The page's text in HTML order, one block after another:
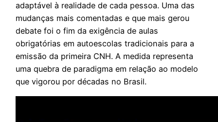
adaptável à realidade de cada pessoa. Uma das
mudanças mais comentadas e que mais gerou
debate foi o fim da exigência de aulas
obrigatórias em autoescolas tradicionais para a
emissão da primeira CNH. A medida representa
uma quebra de paradigma em relação ao modelo
que vigorou por décadas no Brasil.